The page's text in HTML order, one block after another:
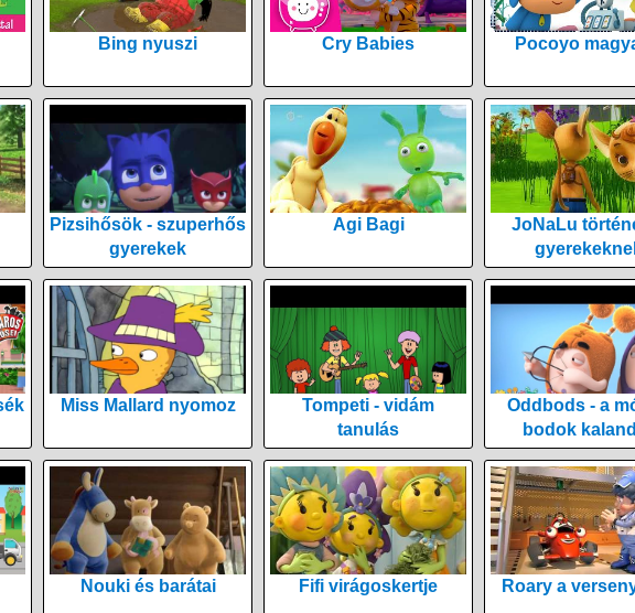
Bing nyuszi Cry Babies Pocoyo
Pizsihősök - szuperhős
gyerekek
Agi Bagi
JoNaLu
Miss Mallard nyomoz
Tompeti - vidám
tanulás
Oddbods - a
bodok
Nouki és barátai Fifi virágoskertje Roary a